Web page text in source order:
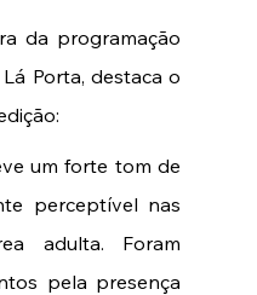
da programação
Porta, destaca o
um forte tom de
perceptível nas
adulta. Foram
pela presença